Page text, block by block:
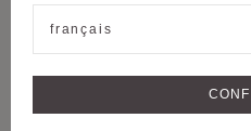
français